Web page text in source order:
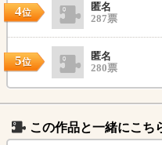
4位
匿名
287票
5位
匿名
280票
この作品と一緒にこち